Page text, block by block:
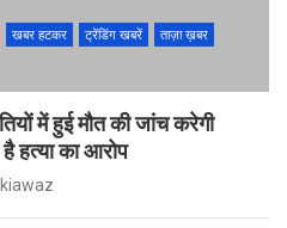
खबर हटकर ट्रेंडिंग खबरें
ताज़ा ख़बर
में हुई मौत की जांच करेगी
हत्या का आरोप